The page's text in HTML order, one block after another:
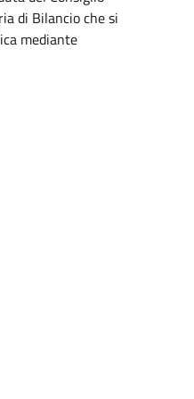
di Bilancio che si
mediante